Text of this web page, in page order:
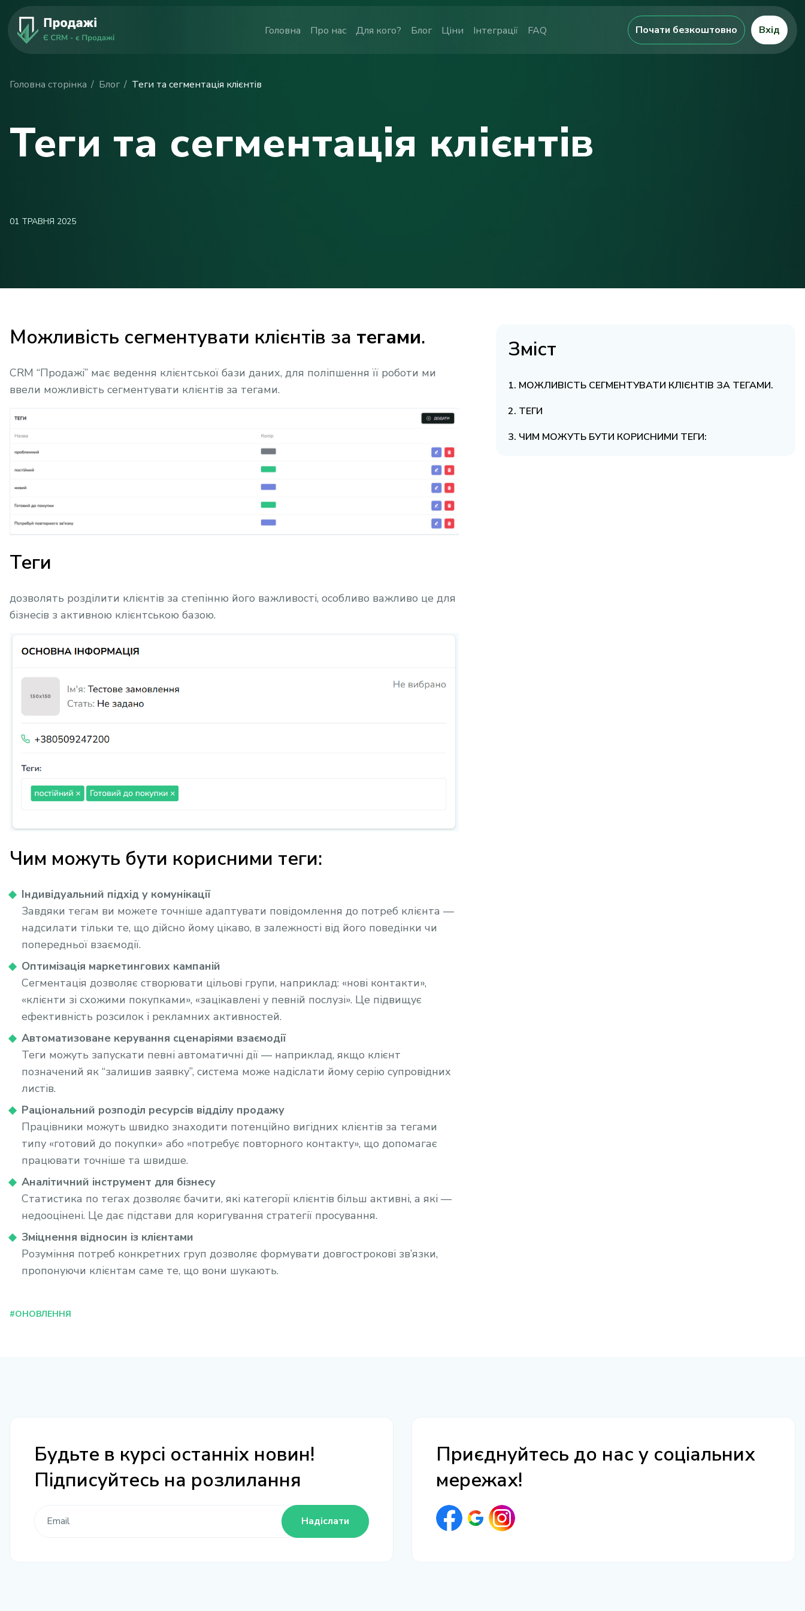
Головна Про нас Для кого? Блог Ціни Інтеграції FAQ Почати безкоштовно Вхід
Головна сторінка Блог Теги та сегментація клієнтів
Теги та сегментація клієнтів
01 ТРАВНЯ 2025
Можливість сегментувати клієнтів за тегами.
CRM “Продажі” має ведення клієнтської бази даних, для поліпшення її роботи ми
ввели можливість сегментувати клієнтів за тегами.
Теги
дозволять розділити клієнтів за степінню його важливості, особливо важливо це для
бізнесів з активною клієнтською базою.
Чим можуть бути корисними теги:
Індивідуальний підхід у комунікації
Завдяки тегам ви можете точніше адаптувати повідомлення до потреб клієнта —
надсилати тільки те, що дійсно йому цікаво, в залежності від його поведінки чи
попередньої взаємодії.
Оптимізація маркетингових кампаній
Сегментація дозволяє створювати цільові групи, наприклад: «нові контакти»,
«клієнти зі схожими покупками», «зацікавлені у певній послузі». Це підвищує
ефективність розсилок і рекламних активностей.
Автоматизоване керування сценаріями взаємодії
Теги можуть запускати певні автоматичні дії — наприклад, якщо клієнт
позначений як “залишив заявку”, система може надіслати йому серію супровідних
листів.
Раціональний розподіл ресурсів відділу продажу
Працівники можуть швидко знаходити потенційно вигідних клієнтів за тегами
типу «готовий до покупки» або «потребує повторного контакту», що допомагає
працювати точніше та швидше.
Аналітичний інструмент для бізнесу
Статистика по тегах дозволяє бачити, які категорії клієнтів більш активні, а які —
недооцінені. Це дає підстави для коригування стратегії просування.
Зміцнення відносин із клієнтами
Розуміння потреб конкретних груп дозволяє формувати довгострокові зв’язки,
пропонуючи клієнтам саме те, що вони шукають.
#ОНОВЛЕННЯ
Зміст
МОЖЛИВІСТЬ СЕГМЕНТУВАТИ КЛІЄНТІВ ЗА ТЕГАМИ.
ТЕГИ
ЧИМ МОЖУТЬ БУТИ КОРИСНИМИ ТЕГИ:
Будьте в курсі останніх новин!
Підписуйтесь на розлилання
Надіслати
Приєднуйтесь до нас у соціальних
мережах!